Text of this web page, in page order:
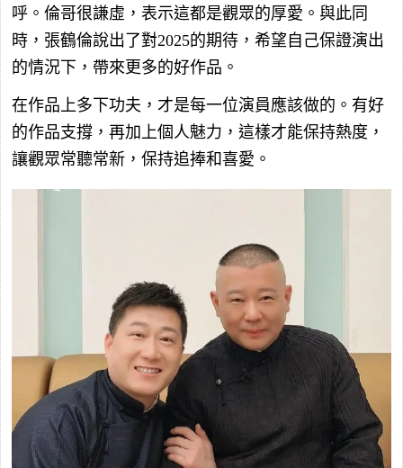
呼。倫哥很謙虛，表示這都是觀眾的厚愛。與此同
時，張鶴倫說出了對2025的期待，希望自己保證演出
的情況下，帶來更多的好作品。
在作品上多下功夫，才是每一位演員應該做的。有好
的作品支撐，再加上個人魅力，這樣才能保持熱度，
讓觀眾常聽常新，保持追捧和喜愛。